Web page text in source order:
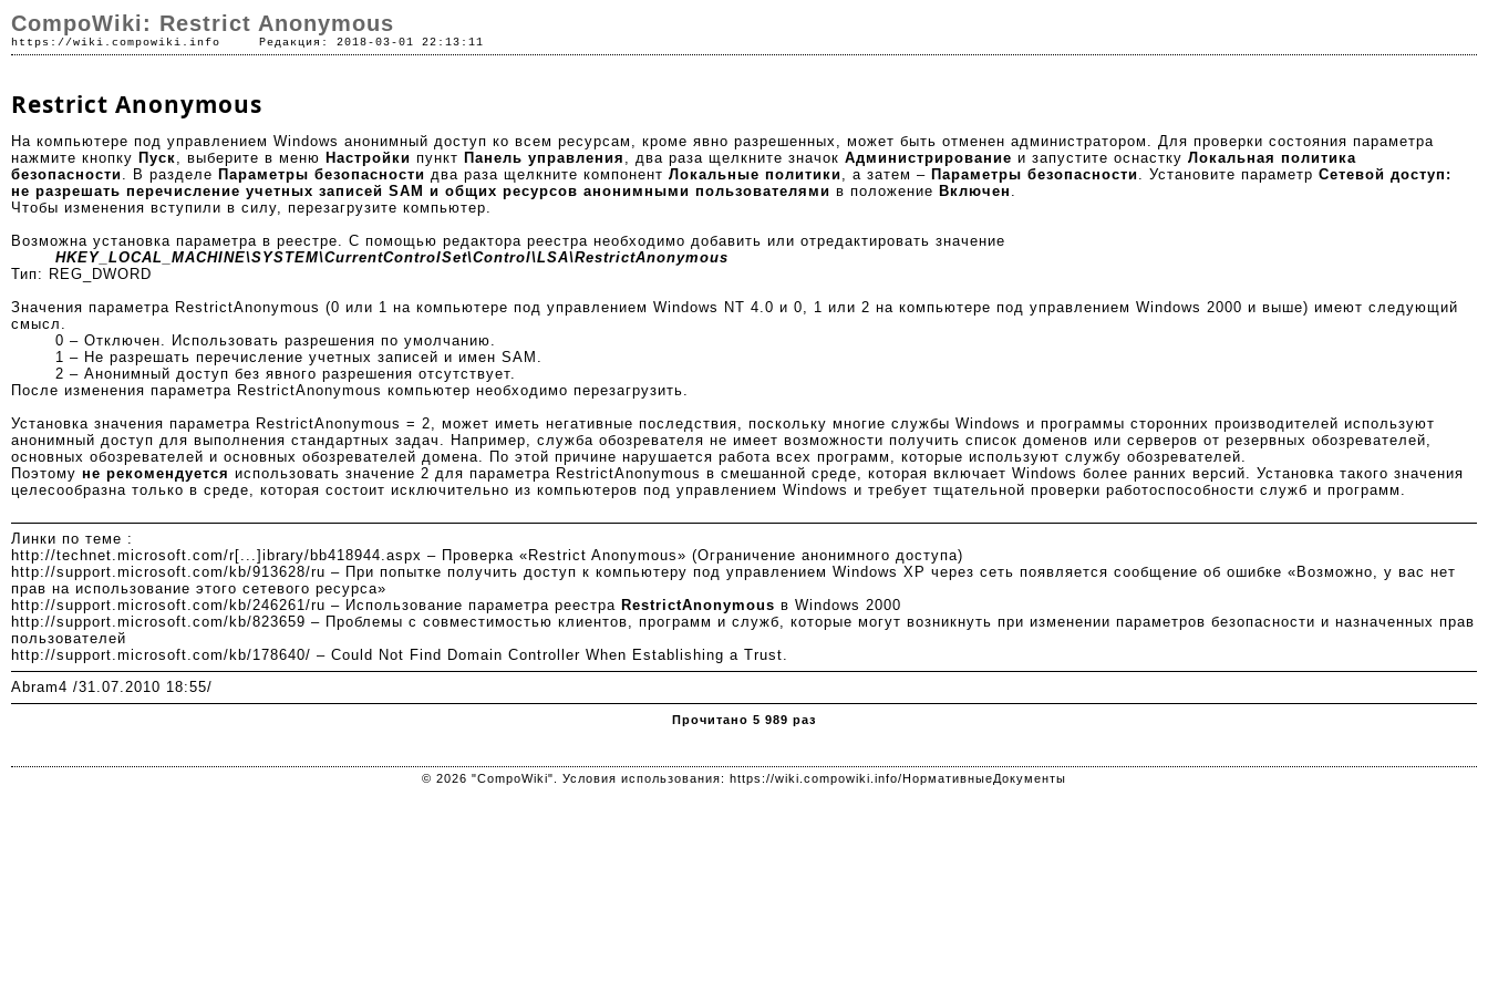
CompoWiki: Restrict Anonymous
https://wiki.compowiki.info Редакция: 2018-03-01 22:13:11
Restrict Anonymous
На компьютере под управлением Windows анонимный доступ ко всем ресурсам, кроме явно разрешенных, может быть отменен администратором. Для проверки состояния параметра
нажмите кнопку Пуск, выберите в меню Настройки пункт Панель управления , два раза щелкните значок Администрирование и запустите оснастку Локальная политика
безопасности. В разделе Параметры безопасности два раза щелкните компонент Локальные политики, а затем – Параметры безопасности. Установите параметр Сетевой доступ:
не разрешать перечисление учетных записей SAM и общих ресурсов анонимными пользователями в положение Включен .
Чтобы изменения вступили в силу, перезагрузите компьютер.
Возможна установка параметра в реестре. С помощью редактора реестра необходимо добавить или отредактировать значение
HKEY_LOCAL_MACHINE\SYSTEM\CurrentControlSet\Control\LSA\RestrictAnonymous
Тип: REG_DWORD
Значения параметра RestrictAnonymous (0 или 1 на компьютере под управлением Windows NT 4.0 и 0, 1 или 2 на компьютере под управлением Windows 2000 и выше) имеют следующий
смысл.
0 – Отключен. Использовать разрешения по умолчанию.
1 – Не разрешать перечисление учетных записей и имен SAM.
2 – Анонимный доступ без явного разрешения отсутствует.
После изменения параметра RestrictAnonymous компьютер необходимо перезагрузить.
Установка значения параметра RestrictAnonymous = 2, может иметь негативные последствия, поскольку многие службы Windows и программы сторонних производителей используют
анонимный доступ для выполнения стандартных задач. Например, служба обозревателя не имеет возможности получить список доменов или серверов от резервных обозревателей,
основных обозревателей и основных обозревателей домена. По этой причине нарушается работа всех программ, которые используют службу обозревателей.
Поэтому не рекомендуется использовать значение 2 для параметра RestrictAnonymous в смешанной среде, которая включает Windows более ранних версий. Установка такого значения
целесообразна только в среде, которая состоит исключительно из компьютеров под управлением Windows и требует тщательной проверки работоспособности служб и программ.
Линки по теме :
http://technet.microsoft.com/r[...]ibrary/bb418944.aspx – Проверка «Restrict Anonymous» (Ограничение анонимного доступа)
http://support.microsoft.com/kb/913628/ru – При попытке получить доступ к компьютеру под управлением Windows XP через сеть появляется сообщение об ошибке «Возможно, у вас нет
прав на использование этого сетевого ресурса»
http://support.microsoft.com/kb/246261/ru – Использование параметра реестра RestrictAnonymous в Windows 2000
http://support.microsoft.com/kb/823659 – Проблемы с совместимостью клиентов, программ и служб, которые могут возникнуть при изменении параметров безопасности и назначенных прав
пользователей
http://support.microsoft.com/kb/178640/ – Could Not Find Domain Controller When Establishing a Trust.
Abram4 /31.07.2010 18:55/
Прочитано 5 989 раз
© 2026 "CompoWiki". Условия использования: https://wiki.compowiki.info/НормативныеДокументы